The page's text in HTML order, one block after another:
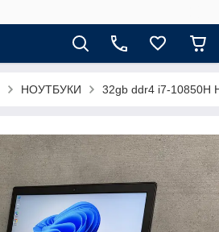
НОУТБУКИ 32gb ddr4 i7-10850H